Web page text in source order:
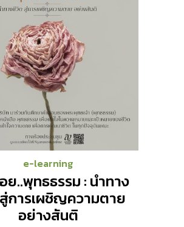
e-learning
ย..พุทธธรรม : นำทาง
การเผชิญความตาย
อย่างสันติ